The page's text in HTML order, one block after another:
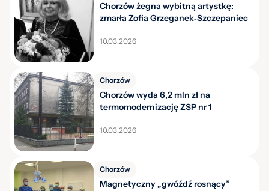
Chorzów żegna wybitną artystkę:
zmarła Zofia Grzeganek‑Szczepaniec
10.03.2026
Chorzów
Chorzów wyda 6,2 mln zł na
termomodernizację ZSP nr 1
10.03.2026
Chorzów
Magnetyczny „gwóźdź rosnący”